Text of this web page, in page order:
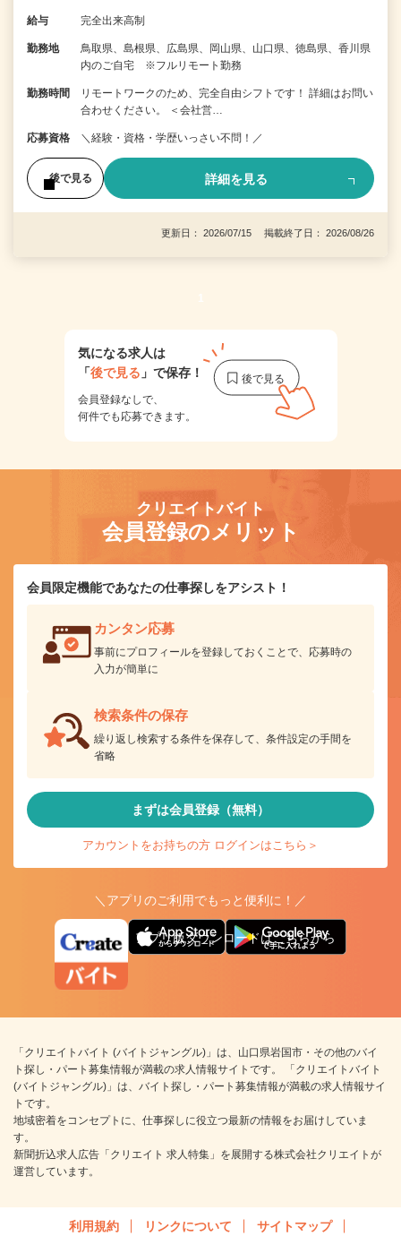
給与 完全出来高制
勤務地
鳥取県、島根県、広島県、岡山県、山口県、徳島県、香川県
内のご自宅 ※フルリモート勤務
勤務時間
リモートワークのため、完全自由シフトです！ 詳細はお問い
合わせください。 ＜会社営…
応募資格 ＼経験・資格・学歴いっさい不問！／
後で見る 詳細を見る
更新日： 2026/07/15 掲載終了日： 2026/08/26
1
気になる求人は
「後で見る 」で保存！
会員登録なしで、
何件でも応募できます。
クリエイトバイト
会員登録のメリット
会員限定機能であなたの仕事探しをアシスト！
カンタン応募
事前にプロフィールを登録しておくことで、応募時の
入力が簡単に
検索条件の保存
繰り返し検索する条件を保存して、条件設定の手間を
省略
まずは会員登録（無料）
アカウントをお持ちの方 ログインはこちら＞
＼アプリのご利用でもっと便利に！／
アプリ版ダウンロードはこちらから
「クリエイトバイト (バイトジャングル)」は、山口県岩国市・その他のバイ
ト探し・パート募集情報が満載の求人情報サイトです。 「クリエイトバイト
(バイトジャングル)」は、バイト探し・パート募集情報が満載の求人情報サイ
トです。
地域密着をコンセプトに、仕事探しに役立つ最新の情報をお届けしていま
す。
新聞折込求人広告「クリエイト 求人特集」を展開する株式会社クリエイトが
運営しています。
利用規約 リンクについて サイトマップ